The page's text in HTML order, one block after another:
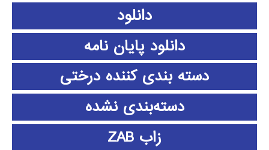
دانلود
دانلود پايان نامه
دسته بندی کننده درختی
دسته‌بندی نشده
زاب ZAB